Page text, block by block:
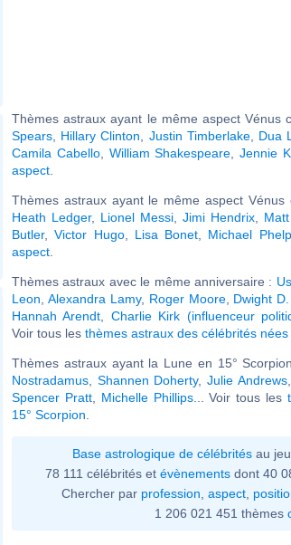
Thèmes astraux ayant le même aspect Vénus
Spears
Hillary Clinton Justin Timberlake, Dua
Camila Cabello, William Shakespeare ,Jennie
aspect
Thèmes astraux ayant le même aspect
Heath Ledger, Lionel Messi Jimi Hendrix
Butler,Victor Hugo, Lisa Bonet Michael
aspect
Thèmes astraux avec le même anniversaire :
Leon Alexandra Lamy, Roger Moore, Dwight
Hannah Arendt
Charlie Kirk (influenceur
Voir tous les thèmes astraux des célébrités
Thèmes astraux ayant la Lune en 15°
Nostradamus
Shannen Doherty, Julie Andrews
Spencer Pratt, Michelle Phillips... Voir tous les
15° Scorpion
Base astrologique de célébritésau
78 111 célébrités et évènements dont 40
Chercher par profession aspect
1 206 021 451 thèmes